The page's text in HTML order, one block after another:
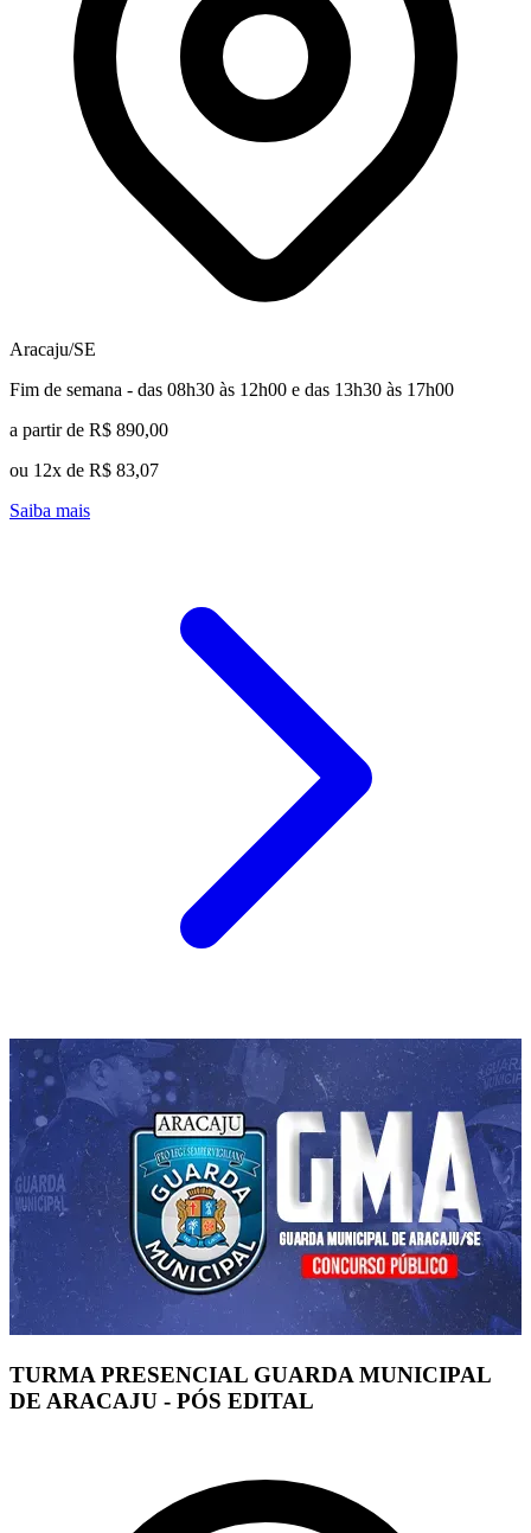
Aracaju/SE
Fim de semana - das 08h30 às 12h00 e das 13h30 às 17h00
a partir de R$ 890,00
ou 12x de R$ 83,07
Saiba mais
TURMA PRESENCIAL GUARDA MUNICIPAL
DE ARACAJU - PÓS EDITAL